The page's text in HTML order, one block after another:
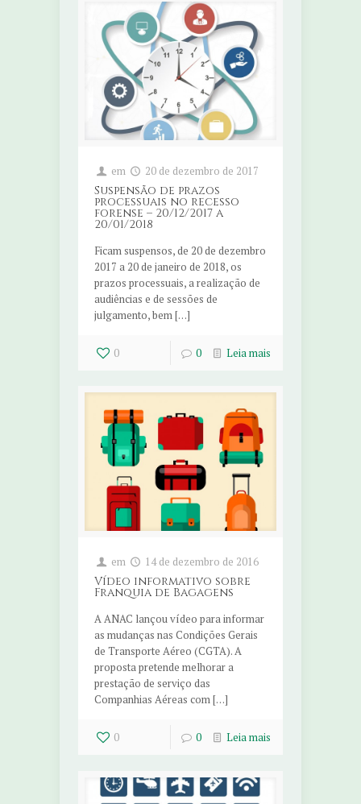
em 20 de dezembro de 2017
Suspensão de prazos
processuais no recesso
forense – 20/12/2017 a
20/01/2018
Ficam suspensos, de 20 de dezembro
2017 a 20 de janeiro de 2018, os
prazos processuais, a realização de
audiências e de sessões de
julgamento, bem […]
0 0 Leia mais
em 14 de dezembro de 2016
Vídeo informativo sobre
Franquia de Bagagens
A ANAC lançou vídeo para informar
as mudanças nas Condições Gerais
de Transporte Aéreo (CGTA). A
proposta pretende melhorar a
prestação de serviço das
Companhias Aéreas com […]
0 0 Leia mais